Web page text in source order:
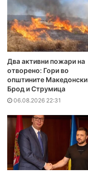
Два активни пожари на
отворено: Гори во
општините Македонски
Брод и Струмица
06.08.2026 22:31